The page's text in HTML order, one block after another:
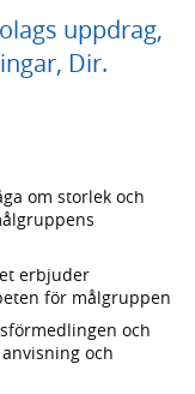
uppdrag,
Dir.
om storlek och
erbjuder
för målgruppen
och
och